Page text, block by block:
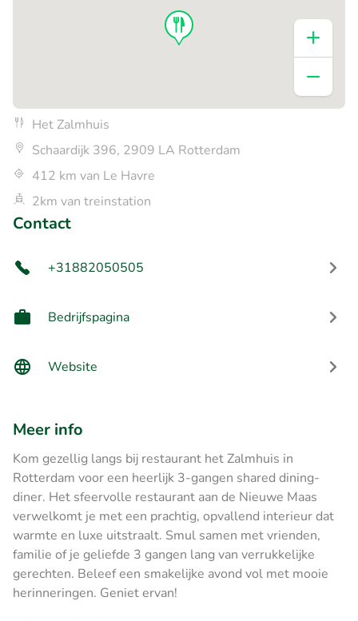
Het Zalmhuis
Schaardijk 396, 2909 LA Rotterdam
412 km van Le Havre
2km van treinstation
Contact
+31882050505
Bedrijfspagina
Website
Meer info
Kom gezellig langs bij restaurant het Zalmhuis in
Rotterdam voor een heerlijk 3-gangen shared dining-
diner. Het sfeervolle restaurant aan de Nieuwe Maas
verwelkomt je met een prachtig, opvallend interieur dat
warmte en luxe uitstraalt. Smul samen met vrienden,
familie of je geliefde 3 gangen lang van verrukkelijke
gerechten. Beleef een smakelijke avond vol met mooie
herinneringen. Geniet ervan!